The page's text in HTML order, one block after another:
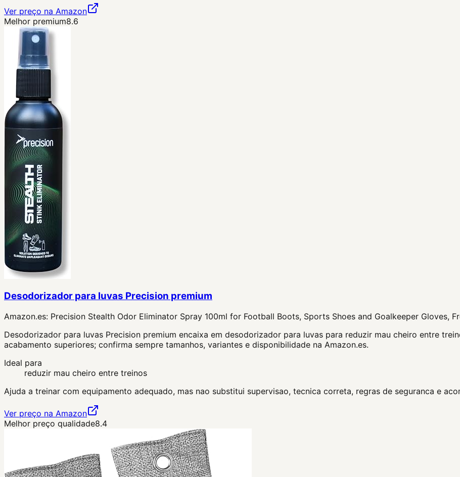
Ver preço na Amazon
Melhor premium8.6
Desodorizador para luvas Precision premium
Amazon.es: Precision Stealth Odor Eliminator Spray 100ml for Football Boots, Sports Shoes and Goalkeeper Gloves,
Desodorizador para luvas Precision premium encaixa em desodorizador para luvas para reduzir mau cheiro entre
acabamento superiores; confirma sempre tamanhos, variantes e disponibilidade na Amazon.es.
Ideal para
reduzir mau cheiro entre treinos
Ajuda a treinar com equipamento adequado, mas nao substitui supervisao, tecnica correta, regras de seguranca e
Ver preço na Amazon
Melhor preço qualidade8.4